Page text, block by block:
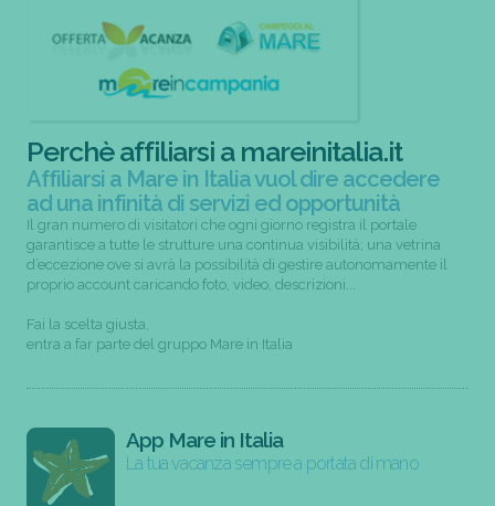
Perchè affiliarsi a mareinitalia.it
Affiliarsi a Mare in Italia vuol dire accedere
ad una infinità di servizi ed opportunità
Il gran numero di visitatori che ogni giorno registra il portale
garantisce a tutte le strutture una continua visibilità; una vetrina
d’eccezione ove si avrà la possibilità di gestire autonomamente il
proprio account caricando foto, video, descrizioni...
Fai la scelta giusta,
entra a far parte del gruppo Mare in Italia
App Mare in Italia
La tua vacanza sempre a portata di mano